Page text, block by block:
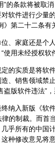
”的条款将被取
软件进行少量
第二十二条有
家庭还是个人
用未经授权软
实质是将软件
、销售领域禁
盗版软件违法”
入新版《软件
律的制裁。而
乎所有的中国
种修改意见将